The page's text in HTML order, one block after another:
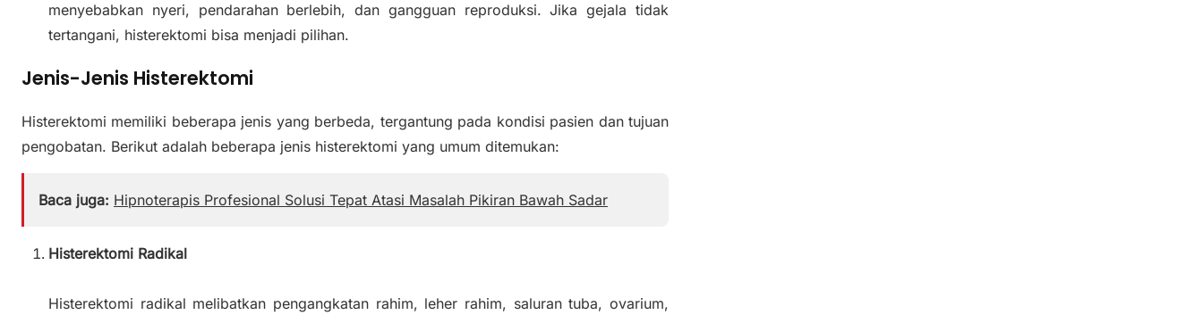
menyebabkan nyeri, pendarahan berlebih, dan gangguan reproduksi. Jika gejala tidak
tertangani, histerektomi bisa menjadi pilihan.
Jenis-Jenis Histerektomi
Histerektomi memiliki beberapa jenis yang berbeda, tergantung pada kondisi pasien dan tujuan
pengobatan. Berikut adalah beberapa jenis histerektomi yang umum ditemukan:
Baca juga: Hipnoterapis Profesional Solusi Tepat Atasi Masalah Pikiran Bawah Sadar
Histerektomi Radikal
Histerektomi radikal melibatkan pengangkatan rahim, leher rahim, saluran tuba, ovarium,